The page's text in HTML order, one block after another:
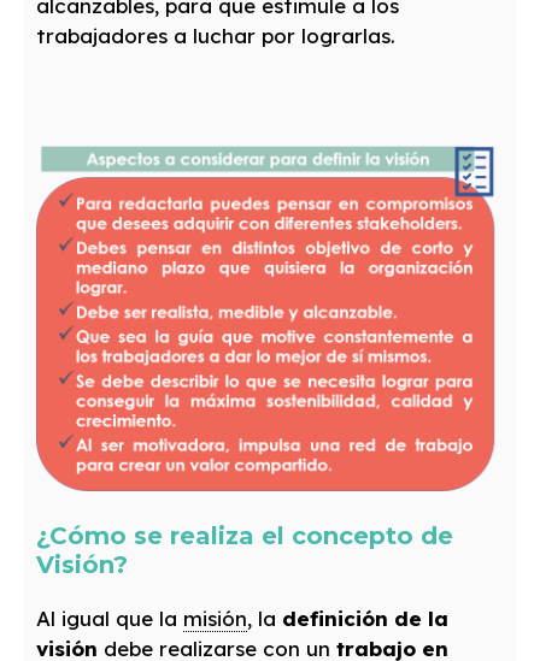
alcanzables, para que estimule a los
trabajadores a luchar por lograrlas.
¿Cómo se realiza el concepto de
Visión?
Al igual que la misión, la definición de la
visión debe realizarse con un trabajo en